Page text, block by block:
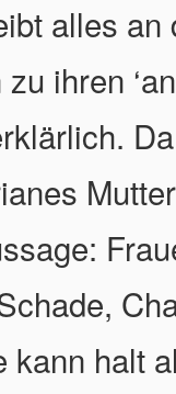
alles
ihren
kann halt